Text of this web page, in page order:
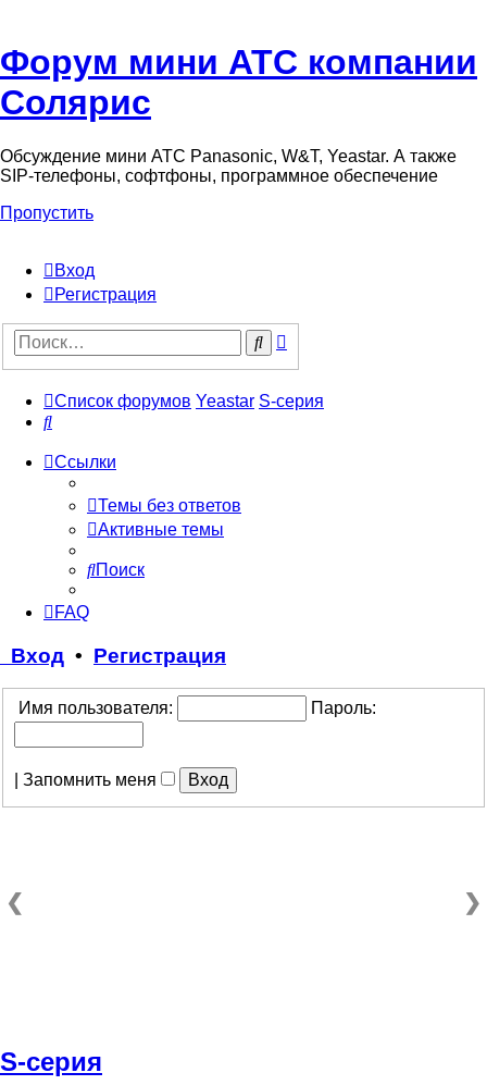
Форум мини АТС компании
Солярис
Обсуждение мини АТС Panasonic, W&T, Yeastar. А также
SIP-телефоны, софтфоны, программное обеспечение
Пропустить
Вход
Регистрация
Поиск
Список форумов Yeastar S-серия
Поиск
Ссылки
Темы без ответов
Активные темы
Поиск
FAQ
Вход • Регистрация
Имя пользователя: Пароль:
Запомнить меня
❮ ❯
S-серия